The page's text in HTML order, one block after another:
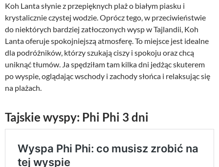
Koh Lanta słynie z przepięknych plaż o białym piasku i
krystalicznie czystej wodzie. Oprócz tego, w przeciwieństwie
do niektórych bardziej zatłoczonych wysp w Tajlandii, Koh
Lanta oferuje spokojniejszą atmosferę. To miejsce jest idealne
dla podróżników, którzy szukają ciszy i spokoju oraz chcą
uniknąć tłumów. Ja spędziłam tam kilka dni jedżąc skuterem
po wyspie, oglądając wschody i zachody słońca i relaksując się
na plażach.
Tajskie wyspy: Phi Phi 3 dni